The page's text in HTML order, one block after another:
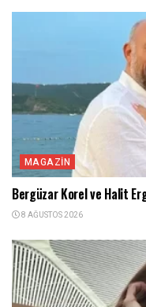
MAGAZIN
Bergüzar Korel ve Halit
8 AĞUSTOS 2026